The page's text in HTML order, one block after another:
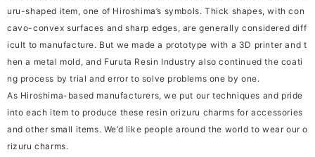
uru-shaped item, one of Hiroshima’s symbols. Thick shapes, with con
cavo-convex surfaces and sharp edges, are generally considered diff
icult to manufacture. But we made a prototype with a 3D printer and t
hen a metal mold, and Furuta Resin Industry also continued the coati
ng process by trial and error to solve problems one by one.
As Hiroshima-based manufacturers, we put our techniques and pride
into each item to produce these resin orizuru charms for accessories
and other small items. We’d like people around the world to wear our o
rizuru charms.